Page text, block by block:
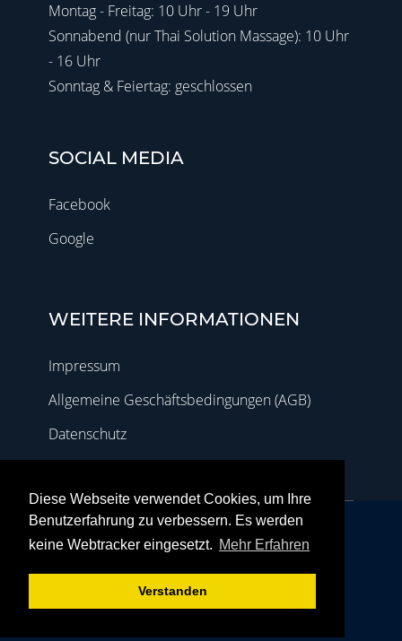
Diese Webseite verwendet Cookies, um Ihre
Benutzerfahrung zu verbessern. Es werden
keine Webtracker eingesetzt. Mehr Erfahren
Verstanden
Montag - Freitag: 10 Uhr - 19 Uhr
Sonnabend (nur Thai Solution Massage): 10 Uhr
- 16 Uhr
Sonntag & Feiertag: geschlossen
SOCIAL MEDIA
Facebook
Google
WEITERE INFORMATIONEN
Impressum
Allgemeine Geschäftsbedingungen (AGB)
Datenschutz
Heinrich-Mann-Allee 13, 14473 Potsdam
info@manora-massage.de
Gravwas with byTrilby Media